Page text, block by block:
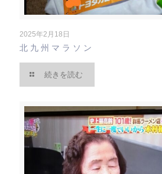
2025年2月18日
北九州マラソン
続きを読む